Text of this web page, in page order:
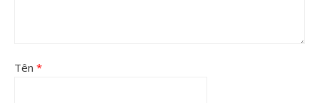
Tên *